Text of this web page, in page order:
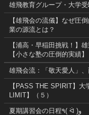
雄飛教育グループ・大学
【雄飛会の流儀】なぜ圧
業の源流とは？
【浦高・早稲田挑戦！】
【小さな塾の圧倒的実績】
雄飛会流：「敬天愛人」
【PASS THE SPIRIT】
LIMIT】（５）
夏期講習会の日程٩( ᐛ )و